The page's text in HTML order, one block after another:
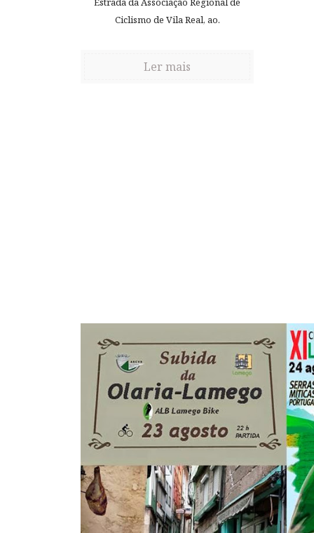
Ciclismo de Vila Real, ao.
Ler mais